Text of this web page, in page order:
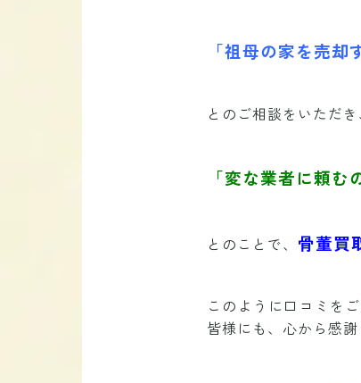
「祖母の家を売
とのご相談をいただ
「変な業者に頼
とのことで、 骨董買
このように口コミを
皆様にも、心から感謝